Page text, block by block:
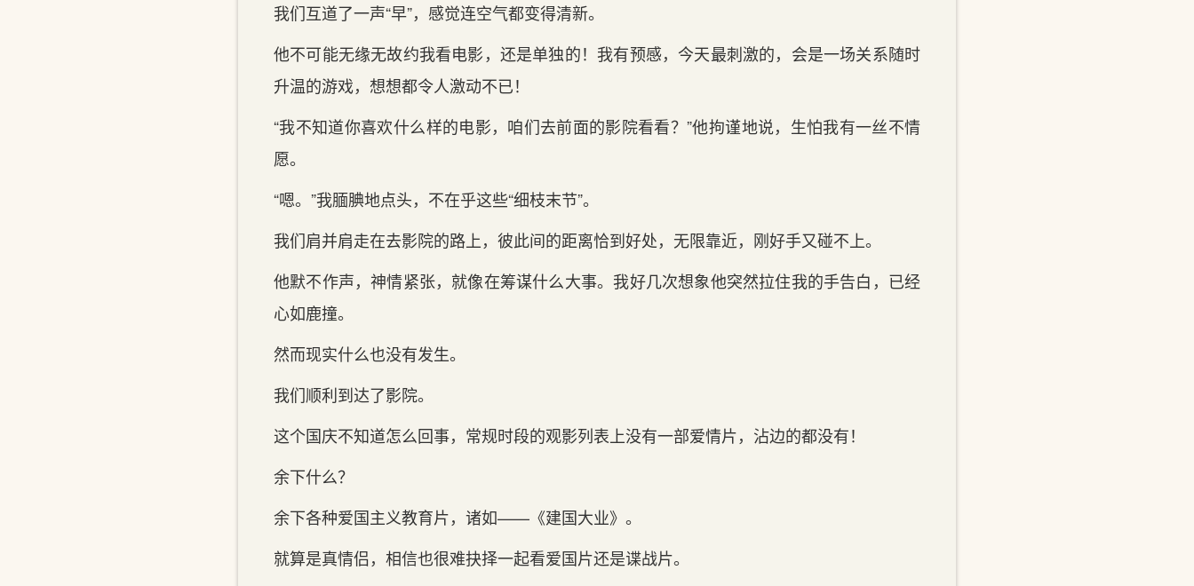
我们互道了一声“早”，感觉连空气都变得清新。
他不可能无缘无故约我看电影，还是单独的！我有预感，今天最刺激的，会是一场关系随时
升温的游戏，想想都令人激动不已！
“我不知道你喜欢什么样的电影，咱们去前面的影院看看？”他拘谨地说，生怕我有一丝不情
愿。
“嗯。”我腼腆地点头，不在乎这些“细枝末节”。
我们肩并肩走在去影院的路上，彼此间的距离恰到好处，无限靠近，刚好手又碰不上。
他默不作声，神情紧张，就像在筹谋什么大事。我好几次想象他突然拉住我的手告白，已经
心如鹿撞。
然而现实什么也没有发生。
我们顺利到达了影院。
这个国庆不知道怎么回事，常规时段的观影列表上没有一部爱情片，沾边的都没有！
余下什么？
余下各种爱国主义教育片，诸如——《建国大业》。
就算是真情侣，相信也很难抉择一起看爱国片还是谍战片。